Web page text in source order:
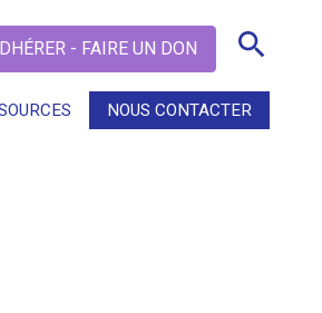
- FAIRE UN DON search
NOUS CONTACTER